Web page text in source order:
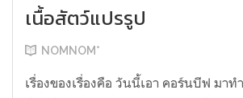
เนื้อสัตว์แปรรูป
NOMNOM*
เรื่องของเรื่องคือ วันนี้เอา คอร์นบีฟ มาท